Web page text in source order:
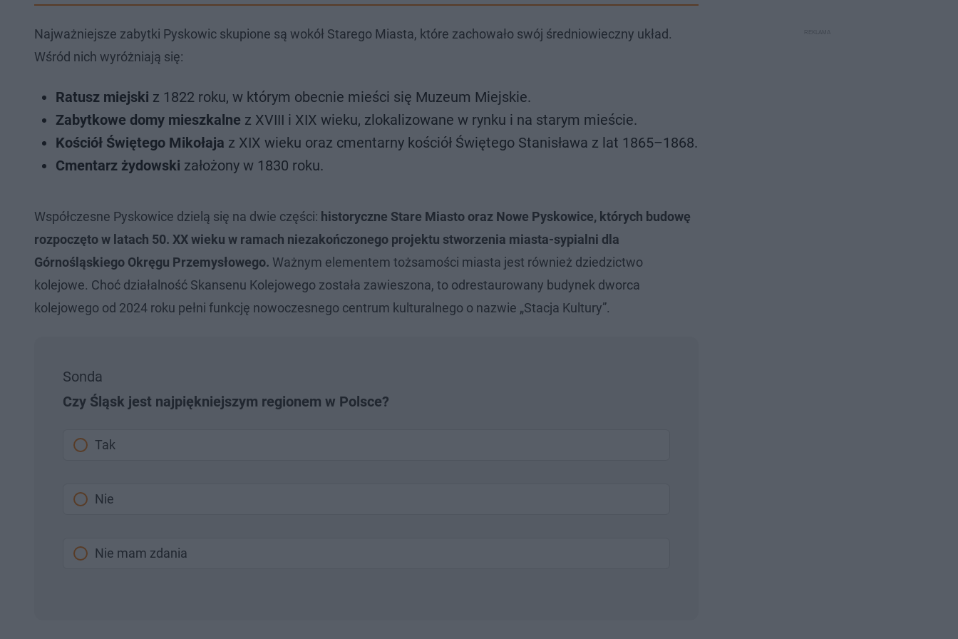
Najważniejsze zabytki Pyskowic skupione są wokół Starego Miasta, które zachowało swój średniowieczny układ.
Wśród nich wyróżniają się:
Ratusz miejski z 1822 roku, w którym obecnie mieści się Muzeum Miejskie.
Zabytkowe domy mieszkalne z XVIII i XIX wieku, zlokalizowane w rynku i na starym mieście.
Kościół Świętego Mikołaja z XIX wieku oraz cmentarny kościół Świętego Stanisława z lat 1865–1868.
Cmentarz żydowski założony w 1830 roku.
Współczesne Pyskowice dzielą się na dwie części: historyczne Stare Miasto oraz Nowe Pyskowice, których budowę
rozpoczęto w latach 50. XX wieku w ramach niezakończonego projektu stworzenia miasta-sypialni dla
Górnośląskiego Okręgu Przemysłowego. Ważnym elementem tożsamości miasta jest również dziedzictwo
kolejowe. Choć działalność Skansenu Kolejowego została zawieszona, to odrestaurowany budynek dworca
kolejowego od 2024 roku pełni funkcję nowoczesnego centrum kulturalnego o nazwie „Stacja Kultury”.
Sonda
Czy Śląsk jest najpiękniejszym regionem w Polsce?
Tak
Nie
Nie mam zdania